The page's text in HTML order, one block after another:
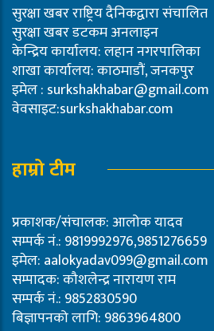
सुरक्षा खबर राष्ट्रिय दैनिकद्वारा संचालित
सुरक्षा खबर डटकम अनलाइन
केन्द्रिय कार्यालय: लहान नगरपालिका
शाखा कार्यालय: काठमाडौं, जनकपुर
इमेल : surkshakhabar@gmail.com
वेवसाइट:surkshakhabar.com
हाम्रो टीम
प्रकाशक/संचालक: आलोक यादव
सम्पर्क नं.: 9819992976,9851276659
इमेल: aalokyadav099@gmail.com
सम्पादक: कौशलेन्द्र नारायण राम
सम्पर्क नं.: 9852830590
बिज्ञापनको लागि: 9863964800